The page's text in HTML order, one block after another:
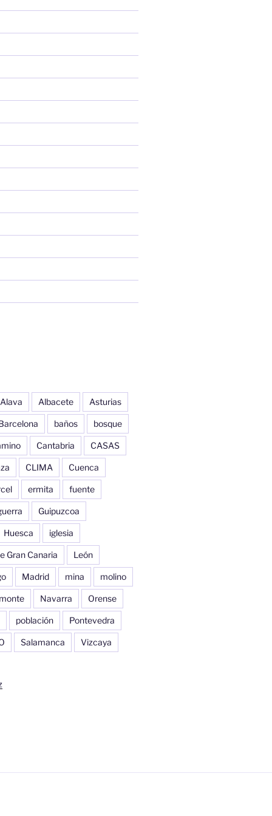
Alava Albacete Asturias
baños bosque
Cantabria CASAS
CLIMA Cuenca
ermita fuente
Guipuzcoa
Huesca iglesia
Gran Canaria León
Madrid mina molino
monte Navarra Orense
población Pontevedra
Salamanca Vizcaya